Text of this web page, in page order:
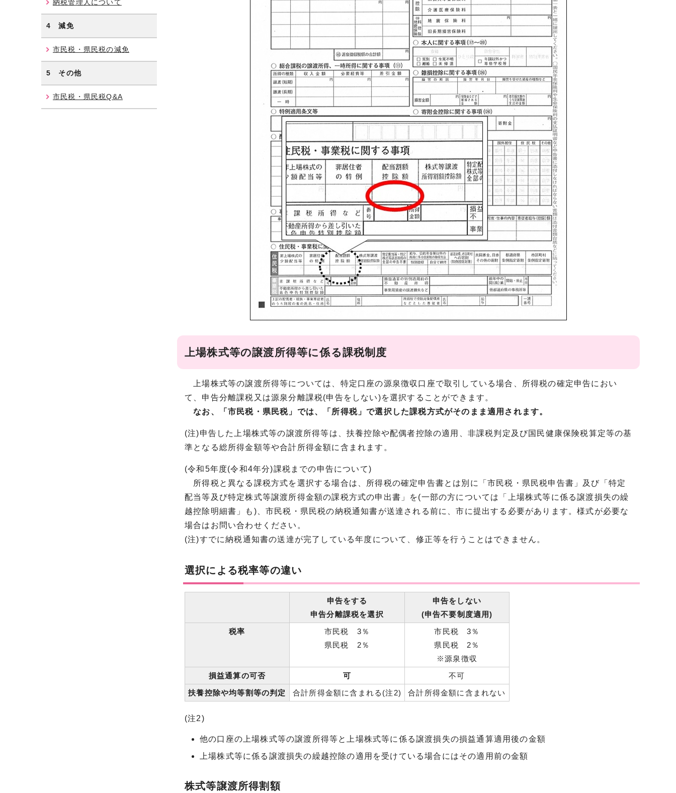
上場株式等の譲渡所得等に係る課税制度
上場株式等の譲渡所得等については、特定口座の源泉徴収口座で取引している場合、所得税の確定申告におい
て、申告分離課税又は源泉分離課税(申告をしない)を選択することができます。
なお、「市民税・県民税」では、「所得税」で選択した課税方式がそのまま適用されます。
(注)申告した上場株式等の譲渡所得等は、扶養控除や配偶者控除の適用、非課税判定及び国民健康保険税算定等の基
準となる総所得金額等や合計所得金額に含まれます。
(令和5年度(令和4年分)課税までの申告について)
所得税と異なる課税方式を選択する場合は、所得税の確定申告書とは別に「市民税・県民税申告書」及び「特定
配当等及び特定株式等譲渡所得金額の課税方式の申出書」を(一部の方については「上場株式等に係る譲渡損失の繰
越控除明細書」も)、市民税・県民税の納税通知書が送達される前に、市に提出する必要があります。様式が必要な
場合はお問い合わせください。
(注)すでに納税通知書の送達が完了している年度について、修正等を行うことはできません。
選択による税率等の違い
申告をする
申告分離課税を選択
申告をしない
(申告不要制度適用)
税率
市民税 3％
県民税 2％
市民税 3％
県民税 2％
※源泉徴収
損益通算の可否
可
不可
扶養控除や均等割等の判定
合計所得金額に含まれる(注2) 合計所得金額に含まれない
(注2)
他の口座の上場株式等の譲渡所得等と上場株式等に係る譲渡損失の損益通算適用後の金額
上場株式等に係る譲渡損失の繰越控除の適用を受けている場合にはその適用前の金額
株式等譲渡所得割額
納税管理人について
4 減免
市民税・県民税の減免
5 その他
市民税・県民税Q&A